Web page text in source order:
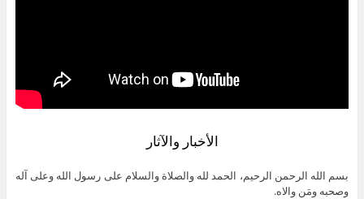
الأخبار والآثار
بسم الله الرحمن الرحيم، الحمد لله والصلاة والسلام على رسول الله وعلى آله
وصحبه ومَن والاه.